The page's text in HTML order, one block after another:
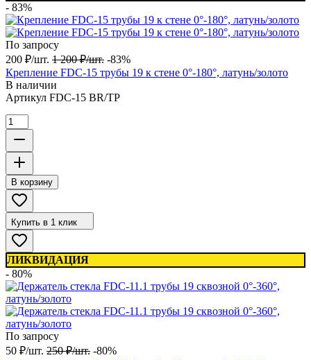
- 83%
По запросу
200 ₽/шт. 1 200 ₽/шт. -83%
Крепление FDC-15 трубы 19 к стене 0°-180°, латунь/золото
В наличии
Артикул FDC-15 BR/TP
В корзину
Купить в 1 клик
ЛИКВИДАЦИЯ
- 80%
По запросу
50 ₽/шт. 250 ₽/шт. -80%